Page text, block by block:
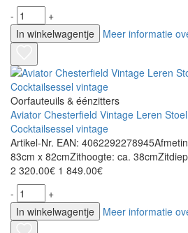
-
+
In winkelwagentje
Meer informatie
Oorfauteuils & éénzitters
Aviator Chesterfield Vintage Leren
Cocktailsessel vintage
Artikel-Nr. EAN:
83cm x 82cmZithoogte: ca.
2 320.00€ 1 849.00€
-
+
In winkelwagentje
Meer informatie